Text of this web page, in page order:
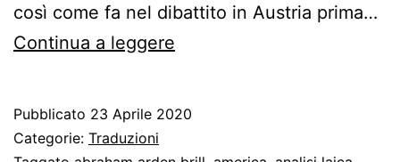
così come fa nel dibattito in Austria prima…
Continua a leggere
Pubblicato 23 Aprile 2020
Categorie: Traduzioni